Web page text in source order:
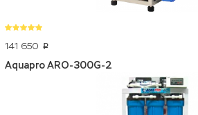
141 650 p
Aquapro ARO-300G-2